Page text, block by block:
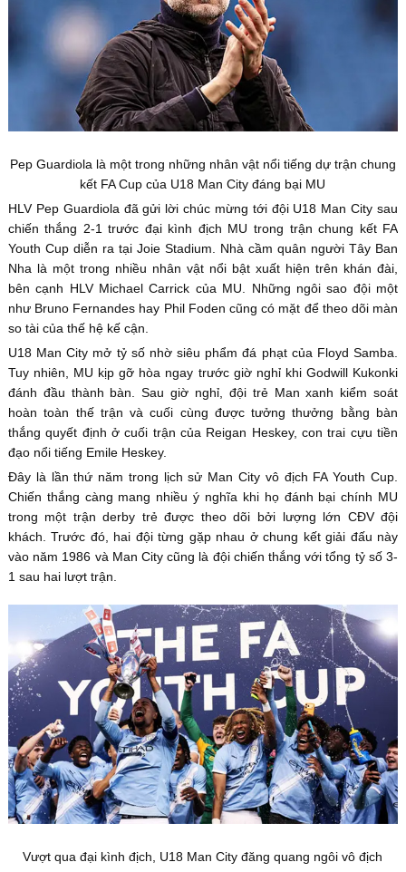
Pep Guardiola là một trong những nhân vật nổi tiếng dự trận chung
kết FA Cup của U18 Man City đáng bại MU
HLV Pep Guardiola đã gửi lời chúc mừng tới đội U18 Man City sau
chiến thắng 2-1 trước đại kình địch MU trong trận chung kết FA
Youth Cup diễn ra tại Joie Stadium. Nhà cầm quân người Tây Ban
Nha là một trong nhiều nhân vật nổi bật xuất hiện trên khán đài,
bên cạnh HLV Michael Carrick của MU. Những ngôi sao đội một
như Bruno Fernandes hay Phil Foden cũng có mặt để theo dõi màn
so tài của thế hệ kế cận.
U18 Man City mở tỷ số nhờ siêu phẩm đá phạt của Floyd Samba.
Tuy nhiên, MU kịp gỡ hòa ngay trước giờ nghỉ khi Godwill Kukonki
đánh đầu thành bàn. Sau giờ nghỉ, đội trẻ Man xanh kiểm soát
hoàn toàn thế trận và cuối cùng được tưởng thưởng bằng bàn
thắng quyết định ở cuối trận của Reigan Heskey, con trai cựu tiền
đạo nổi tiếng Emile Heskey.
Đây là lần thứ năm trong lịch sử Man City vô địch FA Youth Cup.
Chiến thắng càng mang nhiều ý nghĩa khi họ đánh bại chính MU
trong một trận derby trẻ được theo dõi bởi lượng lớn CĐV đội
khách. Trước đó, hai đội từng gặp nhau ở chung kết giải đấu này
vào năm 1986 và Man City cũng là đội chiến thắng với tổng tỷ số 3-
1 sau hai lượt trận.
Vượt qua đại kình địch, U18 Man City đăng quang ngôi vô địch